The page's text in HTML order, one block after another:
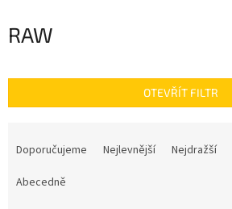
RAW
OTEVŘÍT FILTR
Doporučujeme Nejlevnější Nejdražší
Abecedně